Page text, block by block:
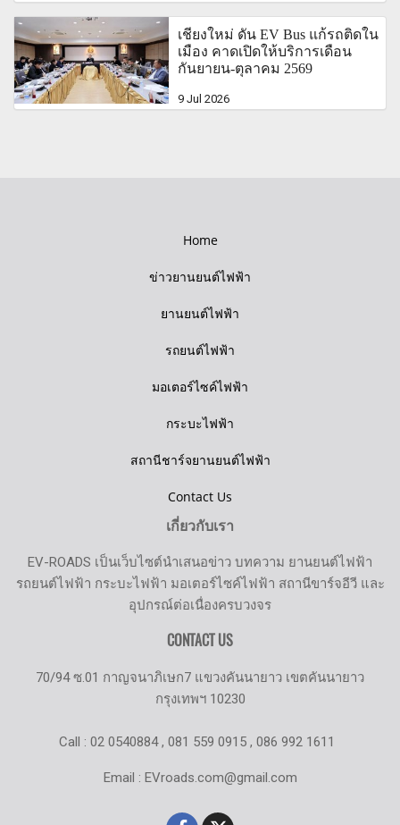
เชียงใหม่ ดัน EV Bus แก้รถติดใน
เมือง คาดเปิดให้บริการเดือน
กันยายน-ตุุลาคม 2569
9 Jul 2026
Home
ข่าวยานยนต์ไฟฟ้า
ยานยนต์ไฟฟ้า
รถยนต์ไฟฟ้า
มอเตอร์ไซค์ไฟฟ้า
กระบะไฟฟ้า
สถานีชาร์จยานยนต์ไฟฟ้า
Contact Us
เกี่ยวกับเรา
EV-ROADS เป็นเว็บไซต์นำเสนอข่าว บทความ ยานยนต์ไฟฟ้า
รถยนต์ไฟฟ้า กระบะไฟฟ้า มอเตอร์ไซค์ไฟฟ้า สถานีขาร์จอีวี และ
อุปกรณ์ต่อเนื่องครบวงจร
CONTACT US
70/94 ซ.01 กาญจนาภิเษก7 แขวงคันนายาว เขตคันนายาว
กรุงเทพฯ 10230
Call : 02 0540884 , 081 559 0915 , 086 992 1611
Email : EVroads.com@gmail.com